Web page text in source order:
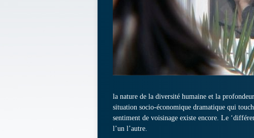
la nature de la diversité humaine et la
situation socio-économique dramatique qui
sentiment de voisinage existe encore. Le
l’un l’autre.